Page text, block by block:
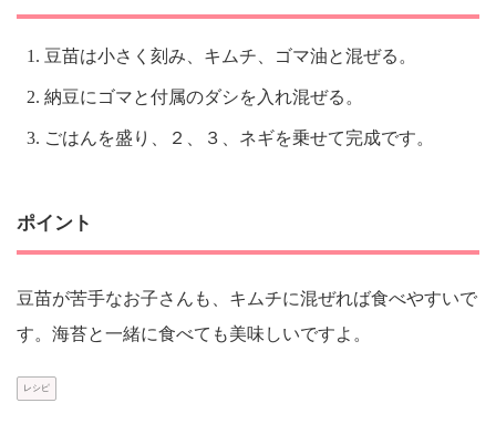
豆苗は小さく刻み、キムチ、ゴマ油と混ぜる。
納豆にゴマと付属のダシを入れ混ぜる。
ごはんを盛り、２、３、ネギを乗せて完成です。
ポイント
豆苗が苦手なお子さんも、キムチに混ぜれば食べやすいで
す。海苔と一緒に食べても美味しいですよ。
レシピ